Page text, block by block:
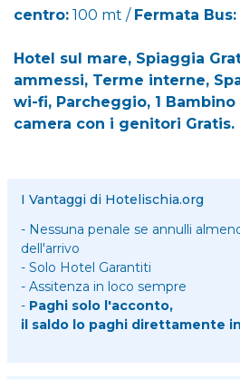
centro: 100 mt / Fermata Bus:
Hotel sul mare, Spiaggia
ammessi, Terme interne,
wi-fi, Parcheggio, 1 Bambino
camera con i genitori Gratis.
I Vantaggi di Hotelischia.org
- Nessuna penale se annulli
dell'arrivo
- Solo Hotel Garantiti
- Assitenza in loco sempre
- Paghi solo l'acconto,
il saldo lo paghi direttamente